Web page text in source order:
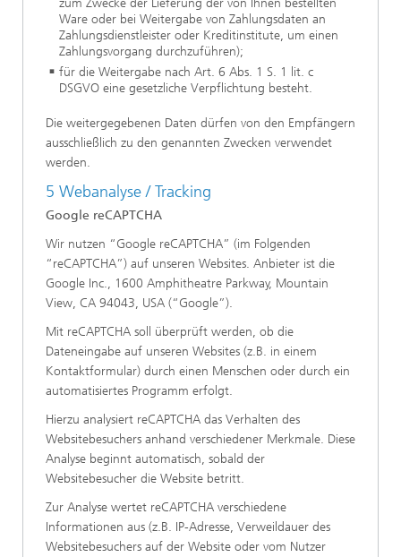
Ware oder bei Weitergabe von Zahlungsdaten an
Zahlungsdienstleister oder Kreditinstitute, um einen
Zahlungsvorgang durchzuführen);
für die Weitergabe nach Art. 6 Abs. 1 S. 1 lit. c
DSGVO eine gesetzliche Verpflichtung besteht.
Die weitergegebenen Daten dürfen von den Empfängern
ausschließlich zu den genannten Zwecken verwendet
werden.
5 Webanalyse / Tracking
Google reCAPTCHA
Wir nutzen “Google reCAPTCHA” (im Folgenden
“reCAPTCHA”) auf unseren Websites. Anbieter ist die
Google Inc., 1600 Amphitheatre Parkway, Mountain
View, CA 94043, USA (“Google”).
Mit reCAPTCHA soll überprüft werden, ob die
Dateneingabe auf unseren Websites (z.B. in einem
Kontaktformular) durch einen Menschen oder durch ein
automatisiertes Programm erfolgt.
Hierzu analysiert reCAPTCHA das Verhalten des
Websitebesuchers anhand verschiedener Merkmale. Diese
Analyse beginnt automatisch, sobald der
Websitebesucher die Website betritt.
Zur Analyse wertet reCAPTCHA verschiedene
Informationen aus (z.B. IP-Adresse, Verweildauer des
Websitebesuchers auf der Website oder vom Nutzer